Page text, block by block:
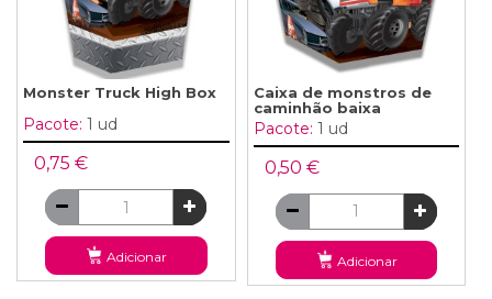
Monster Truck High Box
Pacote: 1 ud
0,75 €
Adicionar
Caixa de monstros de
caminhão baixa
Pacote: 1 ud
0,50 €
Adicionar